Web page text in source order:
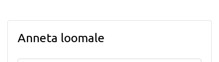
Anneta loomale